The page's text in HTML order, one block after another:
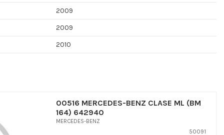
2009
2009
2010
00516 MERCEDES-BENZ CLASE ML (BM
164) 642940
MERCEDES-BENZ
50091